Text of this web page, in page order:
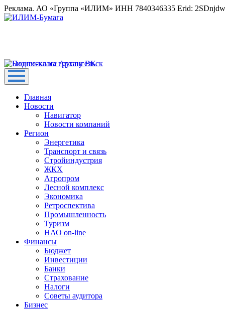
Реклама. АО «Группа «ИЛИМ» ИНН 7840346335 Erid:
Главная
Новости
Навигатор
Новости компаний
Регион
Энергетика
Транспорт и связь
Стройиндустрия
ЖКХ
Агропром
Лесной комплекс
Экономика
Ретроспектива
Промышленность
Туризм
НАО on-line
Финансы
Бюджет
Инвестиции
Банки
Страхование
Налоги
Советы аудитора
Бизнес